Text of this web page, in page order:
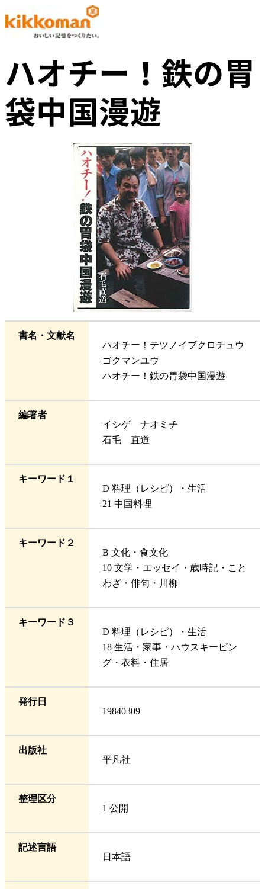
ハオチー！鉄の胃
袋中国漫遊
書名・文献名
ハオチー！テツノイブクロチュウ
ゴクマンユウ
ハオチー！鉄の胃袋中国漫遊
編著者
イシゲ ナオミチ
石毛 直道
キーワード１
D 料理（レシピ）・生活
21 中国料理
キーワード２
B 文化・食文化
10 文学・エッセイ・歳時記・こと
わざ・俳句・川柳
キーワード３
D 料理（レシピ）・生活
18 生活・家事・ハウスキーピン
グ・衣料・住居
発行日
19840309
出版社
平凡社
整理区分
1 公開
記述言語
日本語